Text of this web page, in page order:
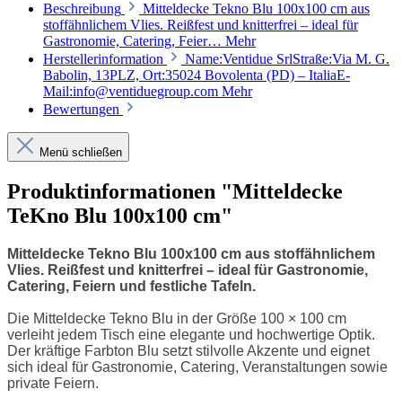
Beschreibung
Mitteldecke Tekno Blu 100x100 cm aus
stoffähnlichem Vlies. Reißfest und knitterfrei – ideal für
Gastronomie, Catering, Feier… Mehr
Herstellerinformation
Name:Ventidue SrlStraße:Via M. G.
Babolin, 13PLZ, Ort:35024 Bovolenta (PD) – ItaliaE-
Mail:info@ventiduegroup.com Mehr
Bewertungen
Menü schließen
Produktinformationen "Mitteldecke
TeKno Blu 100x100 cm"
Mitteldecke Tekno Blu 100x100 cm aus stoffähnlichem
Vlies. Reißfest und knitterfrei – ideal für Gastronomie,
Catering, Feiern und festliche Tafeln.
Die Mitteldecke Tekno Blu in der Größe 100 × 100 cm
verleiht jedem Tisch eine elegante und hochwertige Optik.
Der kräftige Farbton Blu setzt stilvolle Akzente und eignet
sich ideal für Gastronomie, Catering, Veranstaltungen sowie
private Feiern.